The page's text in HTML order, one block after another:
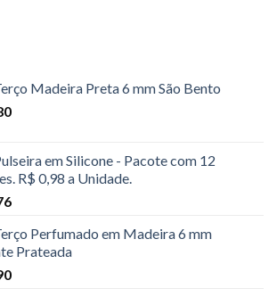
Madeira Preta 6 mm São Bento
em Silicone - Pacote com 12
R$ 0,98 a Unidade.
Perfumado em Madeira 6 mm
Prateada